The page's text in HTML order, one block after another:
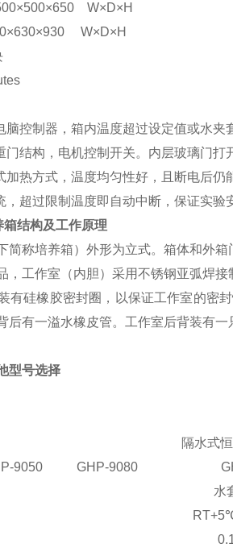
×500×650
W×D×H
×630×930 W×D×H
脑控制器，箱内温度超过设定值或水夹
门结构，电机控制开关。内层玻璃门打
热方式，温度均匀性好，且断电后仍
超过限制温度即自动中断，保证实验
箱结构及工作原理
简称培养箱）外形为立式。箱体和外
，工作室（内胆）采用不锈钢亚弧焊
有硅橡胶密封圈，以保证工作室的密
后有一溢水橡皮管。工作室后背装有
型号选择
隔水式
9050
GHP-9080
水